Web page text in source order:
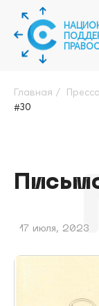
Главная / Пресса
#30
17 июля, 2023